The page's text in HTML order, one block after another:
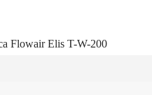
Flowair Elis T-W-200